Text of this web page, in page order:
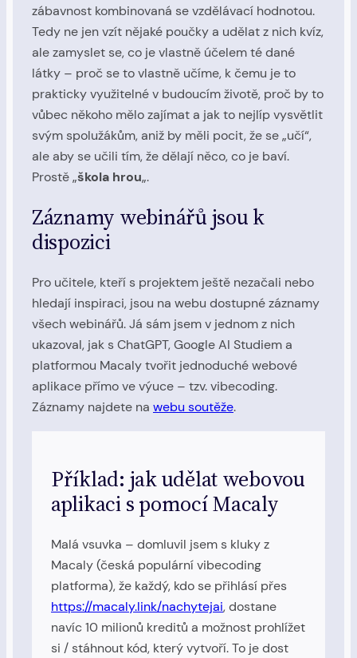
zábavnost kombinovaná se vzdělávací hodnotou.
Tedy ne jen vzít nějaké poučky a udělat z nich kvíz,
ale zamyslet se, co je vlastně účelem té dané
látky – proč se to vlastně učíme, k čemu je to
prakticky využitelné v budoucím životě, proč by to
vůbec někoho mělo zajímat a jak to nejlíp vysvětlit
svým spolužákům, aniž by měli pocit, že se „učí“,
ale aby se učili tím, že dělají něco, co je baví.
Prostě „škola hrou„.
Záznamy webinářů jsou k
dispozici
Pro učitele, kteří s projektem ještě nezačali nebo
hledají inspiraci, jsou na webu dostupné záznamy
všech webinářů. Já sám jsem v jednom z nich
ukazoval, jak s ChatGPT, Google AI Studiem a
platformou Macaly tvořit jednoduché webové
aplikace přímo ve výuce – tzv. vibecoding.
Záznamy najdete na webu soutěže.
Příklad: jak udělat webovou
aplikaci s pomocí Macaly
Malá vsuvka – domluvil jsem s kluky z
Macaly (česká populární vibecoding
platforma), že každý, kdo se přihlásí přes
https://macaly.link/nachytejai, dostane
navíc 10 milionů kreditů a možnost prohlížet
si / stáhnout kód, který vytvoří. To je dost